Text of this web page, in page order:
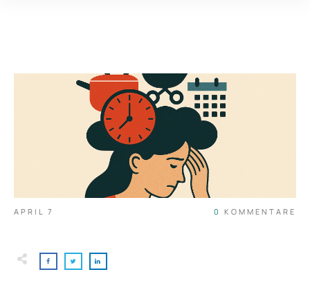
APRIL 7 0 KOMMENTARE